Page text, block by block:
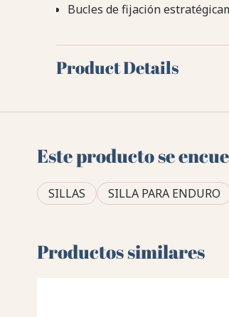
Bucles de fijación
Product Details
Este producto se
SILLAS SILLA PARA ENDURO
Productos similares